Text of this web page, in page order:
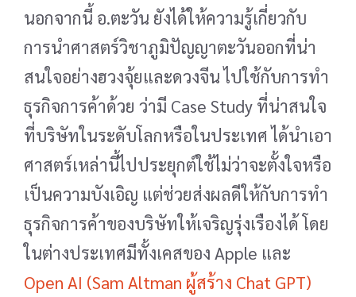
นอกจากนี้ อ.ตะวัน ยังได้ให้ความรู้เกี่ยวกับ
การนำศาสตร์วิชาภูมิปัญญาตะวันออกที่น่า
สนใจอย่างฮวงจุ้ยและดวงจีน ไปใช้กับการทำ
ธุรกิจการค้าด้วย ว่ามี Case Study ที่น่าสนใจ
ที่บริษัทในระดับโลกหรือในประเทศ ได้นำเอา
ศาสตร์เหล่านี้ไปประยุกต์ใช้ไม่ว่าจะตั้งใจหรือ
เป็นความบังเอิญ แต่ช่วยส่งผลดีให้กับการทำ
ธุรกิจการค้าของบริษัทให้เจริญรุ่งเรืองได้ โดย
ในต่างประเทศมีทั้งเคสของ Apple และ
Open AI (Sam Altman ผู้สร้าง Chat GPT)